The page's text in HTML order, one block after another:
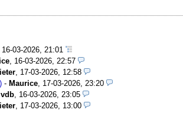
16-03-2026, 21:01
16-03-2026, 22:57
17-03-2026, 12:58
- Maurice 17-03-2026, 23:20
16-03-2026, 23:05
17-03-2026, 13:00